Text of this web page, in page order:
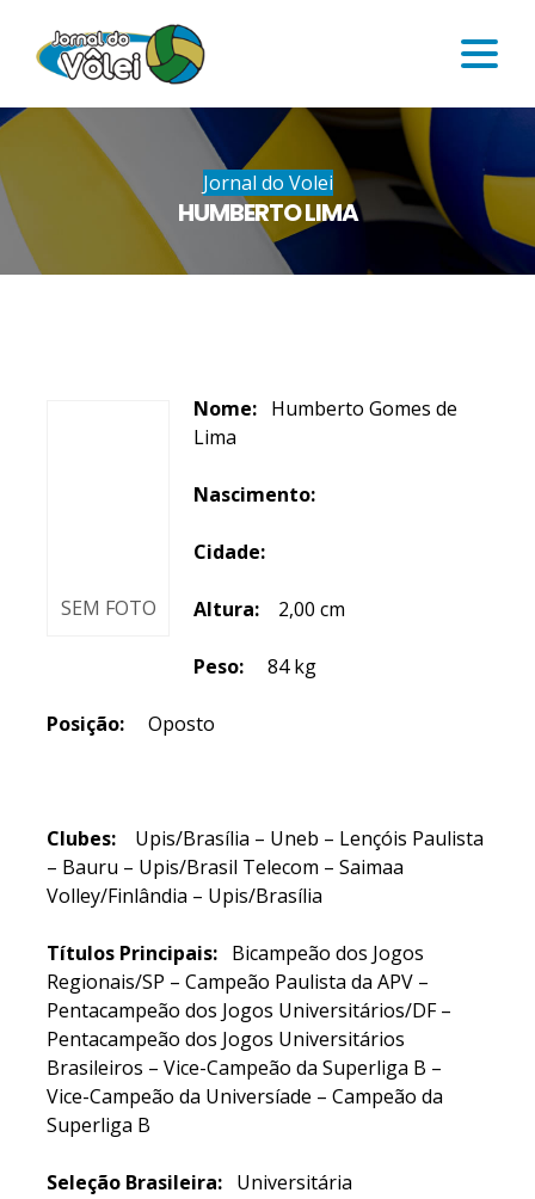
Jornal do Volei
HUMBERTO LIMA
SEM FOTO
Nome: Humberto Gomes de
Lima
Nascimento:
Cidade:
Altura: 2,00 cm
Peso: 84 kg
Posição: Oposto
Clubes: Upis/Brasília – Uneb – Lençóis Paulista
– Bauru – Upis/Brasil Telecom – Saimaa
Volley/Finlândia – Upis/Brasília
Títulos Principais: Bicampeão dos Jogos
Regionais/SP – Campeão Paulista da APV –
Pentacampeão dos Jogos Universitários/DF –
Pentacampeão dos Jogos Universitários
Brasileiros – Vice-Campeão da Superliga B –
Vice-Campeão da Universíade – Campeão da
Superliga B
Seleção Brasileira: Universitária